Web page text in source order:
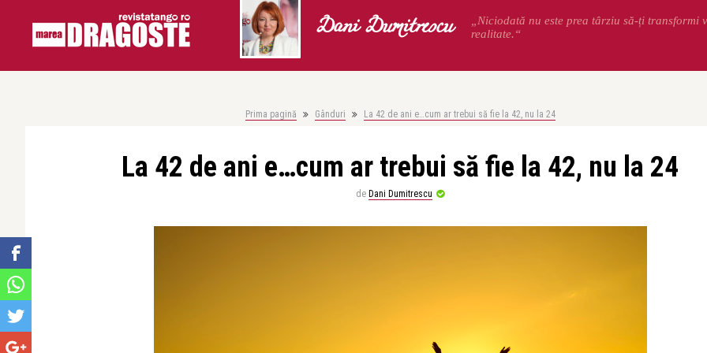
Dani Dumitrescu
„Niciodată nu este prea târziu să-ți transformi
realitate.“
Prima pagină Gânduri La 42 de ani e…cum ar trebui să fie la 42, nu la 24
La 42 de ani e…cum ar trebui să fie la 42, nu la 24
de Dani Dumitrescu